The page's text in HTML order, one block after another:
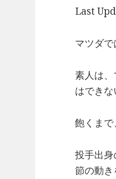
Last
マツダで
素人は
はできな
飽くまで
投手出
節の動